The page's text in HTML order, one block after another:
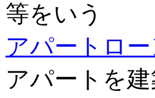
等をいう
アパートロ
アパートを